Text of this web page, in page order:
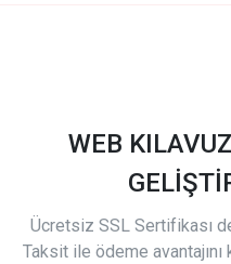
WEB
Ücretsiz SSL Sertifikası
Taksit ile ödeme